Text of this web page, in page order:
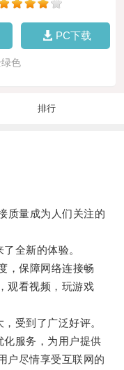
PC下载
色
排行
量成为人们关注的
全新的体验。
保障网络连接畅
观看视频，玩游戏
受到了广泛好评。
服务，为用户提供
户尽情享受互联网的